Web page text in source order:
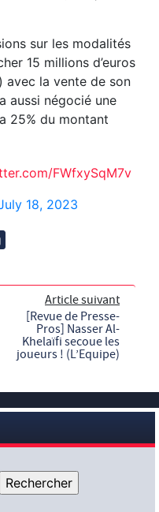
sur les modalités
15 millions d’euros
avec la vente de son
aussi négocié une
25% du montant
FWfxySqM7v
18, 2023
Article suivant
[Revue de Presse-
Pros] Nasser Al-
Khelaïfi secoue les
joueurs ! (L’Equipe)